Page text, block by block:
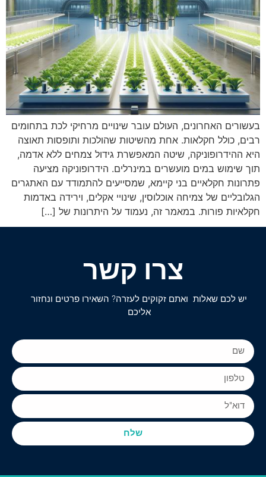
בעשורים האחרונים, העולם עובר שינויים מרחיקי לכת בתחומים
רבים, כולל חקלאות. אחת מהשיטות שהולכות ותופסות תאוצה
היא ההידרופוניקה, שיטה המאפשרת גידול צמחים ללא אדמה,
תוך שימוש במים מועשרים במינרלים. הידרופוניקה מציעה
פתרונות חקלאיים בני קיימא, שמסייעים להתמודד עם האתגרים
הגלובליים של צמיחה אוכלוסין, שינויי אקלים, וירידה באדמות
חקלאיות פורות. במאמר זה, נעמוד על היתרונות של […]
צרו קשר
יש לכם שאלות ואתם זקוקים לעזרה? השאירו פרטים ונחזור
אליכם
שלח